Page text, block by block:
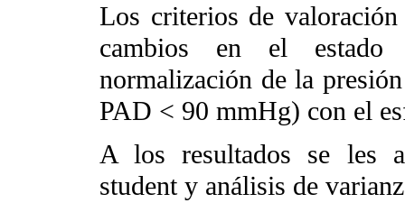
Los criterios de
cambios en el
normalización de la
PAD < 90 mmHg) con el
A los resultados se les
student y análisis de